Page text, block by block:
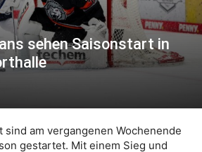
sehen Saisonstart in
sind am vergangenen Wochenende
gestartet. Mit einem Sieg und